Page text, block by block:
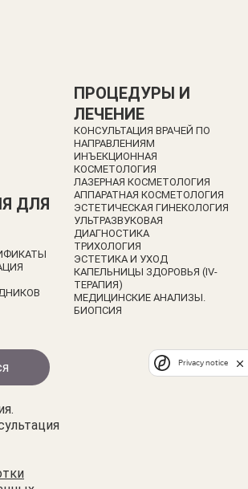
ДЛЯ
ПРОЦЕДУРЫ И
ЛЕЧЕНИЕ
КОНСУЛЬТАЦИЯ ВРАЧЕЙ ПО
НАПРАВЛЕНИЯМ
ИНЪЕКЦИОННАЯ
КОСМЕТОЛОГИЯ
ЛАЗЕРНАЯ КОСМЕТОЛОГИЯ
АППАРАТНАЯ КОСМЕТОЛОГИЯ
ЭСТЕТИЧЕСКАЯ ГИНЕКОЛОГИЯ
УЛЬТРАЗВУКОВАЯ
ДИАГНОСТИКА
ТРИХОЛОГИЯ
ЭСТЕТИКА И УХОД
КАПЕЛЬНИЦЫ ЗДОРОВЬЯ (IV-
ТЕРАПИЯ)
МЕДИЦИНСКИЕ АНАЛИЗЫ.
БИОПСИЯ
Privacy notice